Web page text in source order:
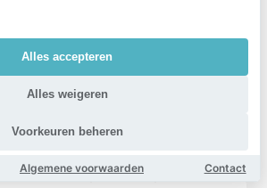
in de
buurt
van
Alles accepteren
Alles weigeren
Voorkeuren beheren
Algemene voorwaarden Contact